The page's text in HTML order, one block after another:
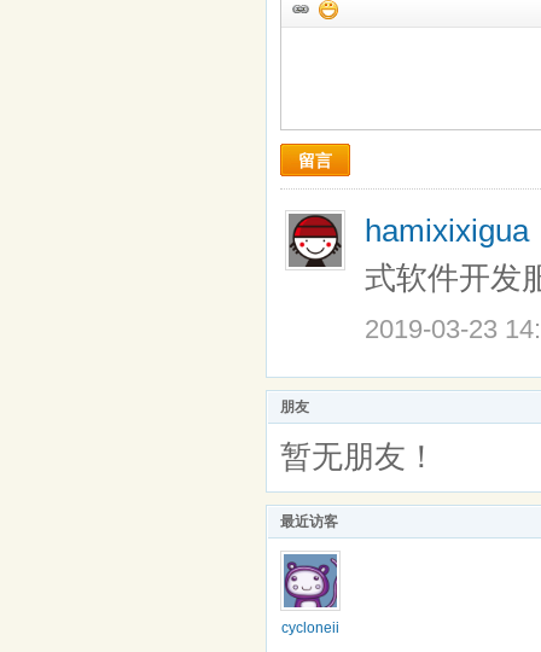
留言
hamixixigua
式软件开发
2019-03-23
朋友
暂无朋友！
最近访客
cycloneii